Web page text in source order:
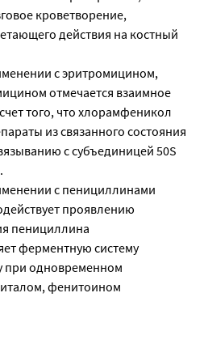
кроветворение,
действия на костный
с эритромицином,
отмечается взаимное
того, что хлорамфеникол
из связанного состояния
с субъединицей 50S
с пенициллинами
проявлению
пенициллина
ферментную систему
при одновременном
фенитоином